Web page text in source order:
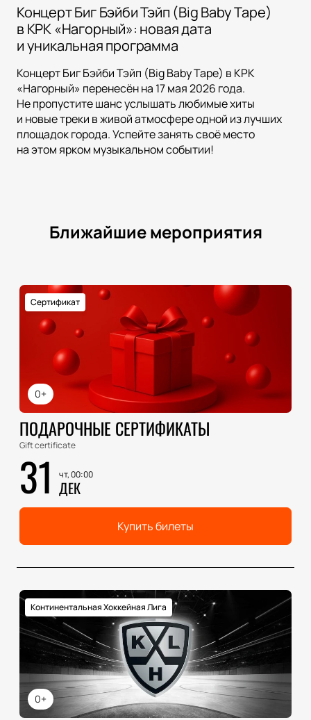
Концерт Биг Бэйби Тэйп (Big Baby Tape)
в КРК «Нагорный»: новая дата
и уникальная программа
Концерт Биг Бэйби Тэйп (Big Baby Tape) в КРК
«Нагорный» перенесён на 17 мая 2026 года.
Не пропустите шанс услышать любимые хиты
и новые треки в живой атмосфере одной из лучших
площадок города. Успейте занять своё место
на этом ярком музыкальном событии!
Ближайшие мероприятия
0+
Сертификат
ПОДАРОЧНЫЕ СЕРТИФИКАТЫ
Gift certificate
31 чт, 00:00
ДЕК
Купить билеты
0+
Континентальная Хоккейная Лига